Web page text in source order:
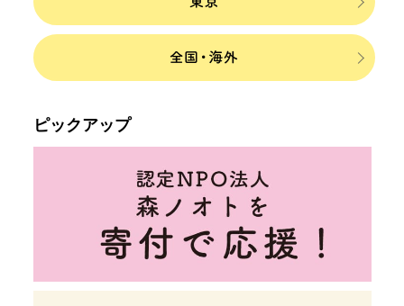
ピックアップ